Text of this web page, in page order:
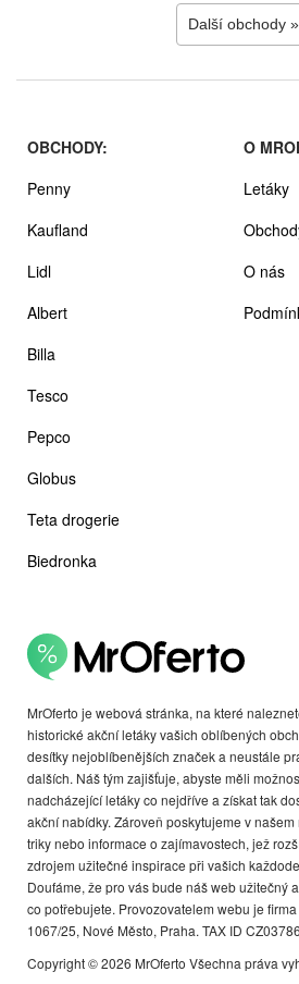
Další obchody »
MrOferto je webová stránka, na které
historické akční letáky vašich oblíbených
desítky nejoblíbenějších značek a neustále
dalších. Náš tým zajišťuje, abyste měli
nadcházející letáky co nejdříve a získat tak
akční nabídky. Zároveň poskytujeme v
triky nebo informace o zajímavostech, jež
zdrojem užitečné inspirace při vašich
Doufáme, že pro vás bude náš web užitečný
co potřebujete. Provozovatelem webu je
1067/25, Nové Město, Praha. TAX ID
Copyright © 2026 MrOferto Všechna práva
OBCHODY:
Penny
Kaufland
Lidl
Albert
Billa
Tesco
Pepco
Globus
Teta drogerie
Biedronka
O
Letáky
O nás